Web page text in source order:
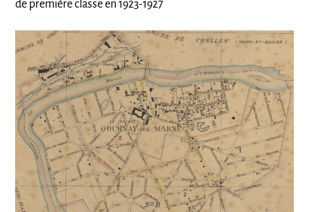
de première classe en 1923-1927